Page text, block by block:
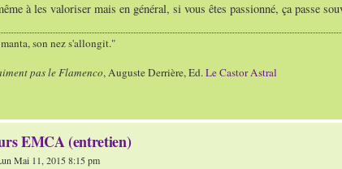
à les valoriser mais en général, si vous êtes passionné, ça passe
son nez s'allongit."
pas le Flamenco, Auguste Derrière, Ed.Le Castor Astral
EMCA (entretien)
Mai 11, 2015 8:15 pm